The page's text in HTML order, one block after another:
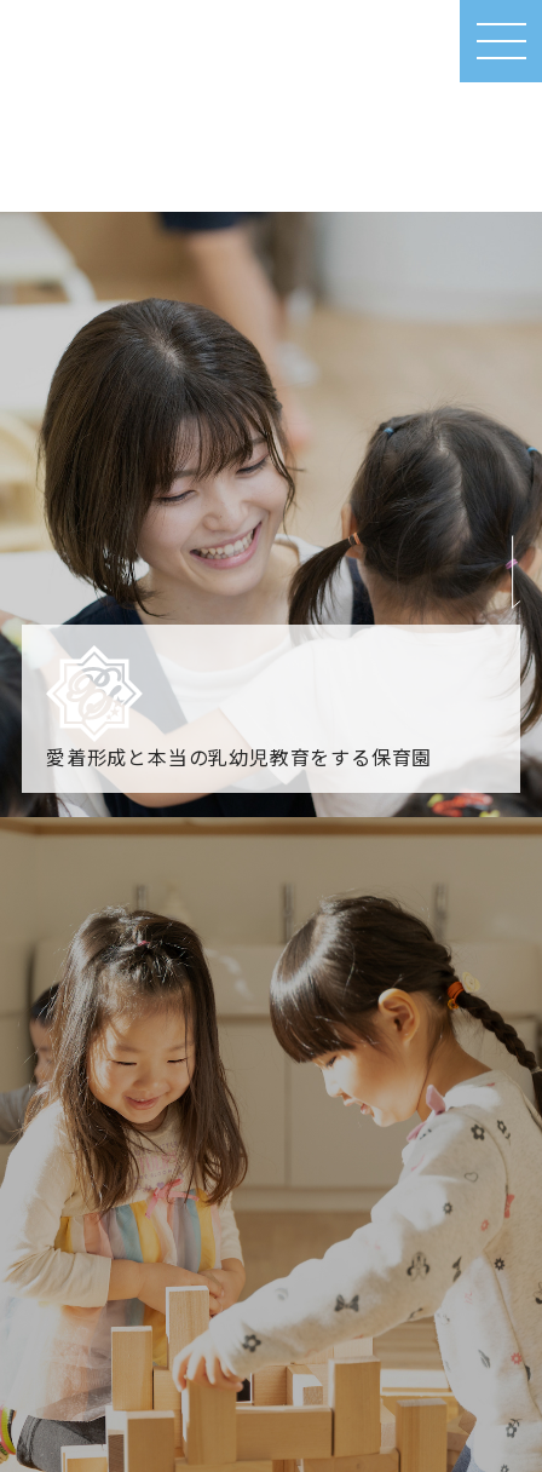
MEN
U
愛着形成と本当の乳幼児教育をする保育園
園からのお知らせ
「すくすく子育て」でリトルスター保育園が紹介されま
各園のブログ
2026.08.06 赤しそジュース作り～にじ組～2026.08.0
5 【そら組】誕生会
一覧を見る